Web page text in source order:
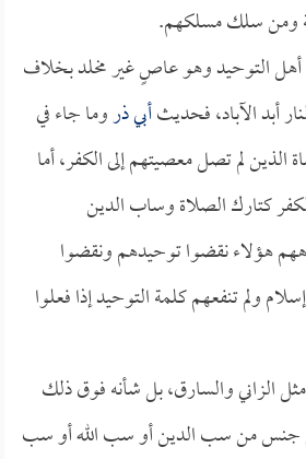
ومن سلك مسلكهم.
التوحيد وهو عاصٍ غير مخلد بخلاف
أبد الآباد، فحديثأبي ذروما جاء في
الذين لم تصل معصيتهم إلى الكفر، أما
كتارك الصلاة وساب الدين
هؤلاء نقضوا توحيدهم ونقضوا
ولم تنفعهم كلمة التوحيد إذا فعلوا
الزاني والسارق، بل شأنه فوق ذلك
جنس من سب الدين أو سب الله أو سب